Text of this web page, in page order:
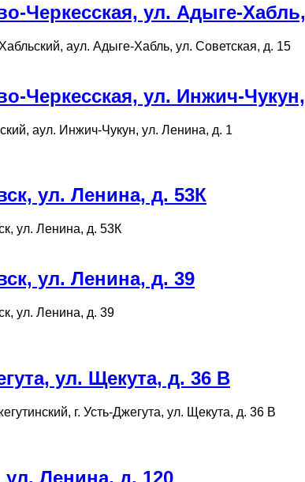
Черкесская, ул. Адыге-Хабль,
аул. Адыге-Хабль, ул. Советская, д. 15
Черкесская, ул. Инжич-Чукун,
аул. Инжич-Чукун, ул. Ленина, д. 1
ул. Ленина, д. 53К
ул. Ленина, д. 53К
ул. Ленина, д. 39
ул. Ленина, д. 39
ул. Щекута, д. 36 В
г. Усть-Джегута, ул. Щекута, д. 36 В
Ленина, д. 120